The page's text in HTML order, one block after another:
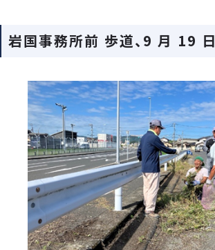
岩国事務所前 歩道、9 月 19 日